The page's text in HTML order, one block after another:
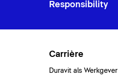
Responsibility
Carrière
Duravit als Werkgever